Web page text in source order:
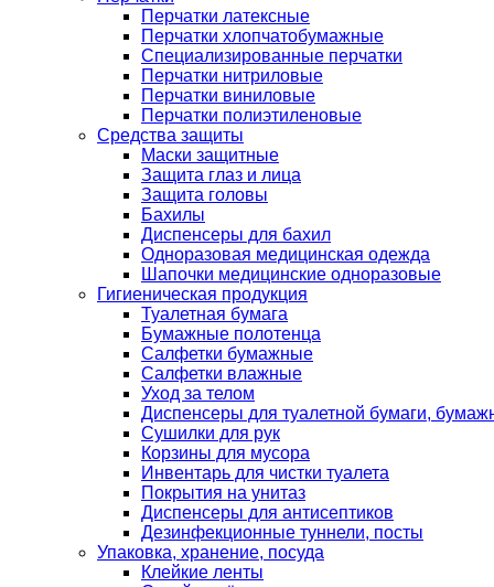
Перчатки латексные
Перчатки хлопчатобумажные
Специализированные перчатки
Перчатки нитриловые
Перчатки виниловые
Перчатки полиэтиленовые
Средства защиты
Маски защитные
Защита глаз и лица
Защита головы
Бахилы
Диспенсеры для бахил
Одноразовая медицинская одежда
Шапочки медицинские одноразовые
Гигиеническая продукция
Туалетная бумага
Бумажные полотенца
Салфетки бумажные
Салфетки влажные
Уход за телом
Диспенсеры для туалетной бумаги,
Сушилки для рук
Корзины для мусора
Инвентарь для чистки туалета
Покрытия на унитаз
Диспенсеры для антисептиков
Дезинфекционные туннели, посты
Упаковка, хранение, посуда
Клейкие ленты